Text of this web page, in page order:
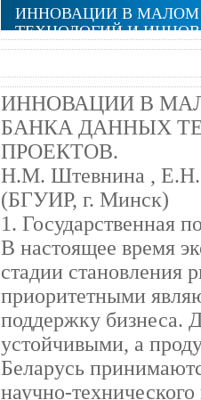
ИННОВАЦИИ В МАЛОМ
ТЕХНОЛОГИЙ И
ИННОВАЦИИ В
БАНКА ДАННЫХ
ПРОЕКТОВ.
Н.М. Штевнина ,
(БГУИР, г. Минск)
1. Государственная
В настоящее время
стадии становления
приоритетными
поддержку бизнеса.
устойчивыми, а
Беларусь
научно-